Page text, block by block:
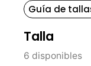
Guía de
Talla
6 disponibles